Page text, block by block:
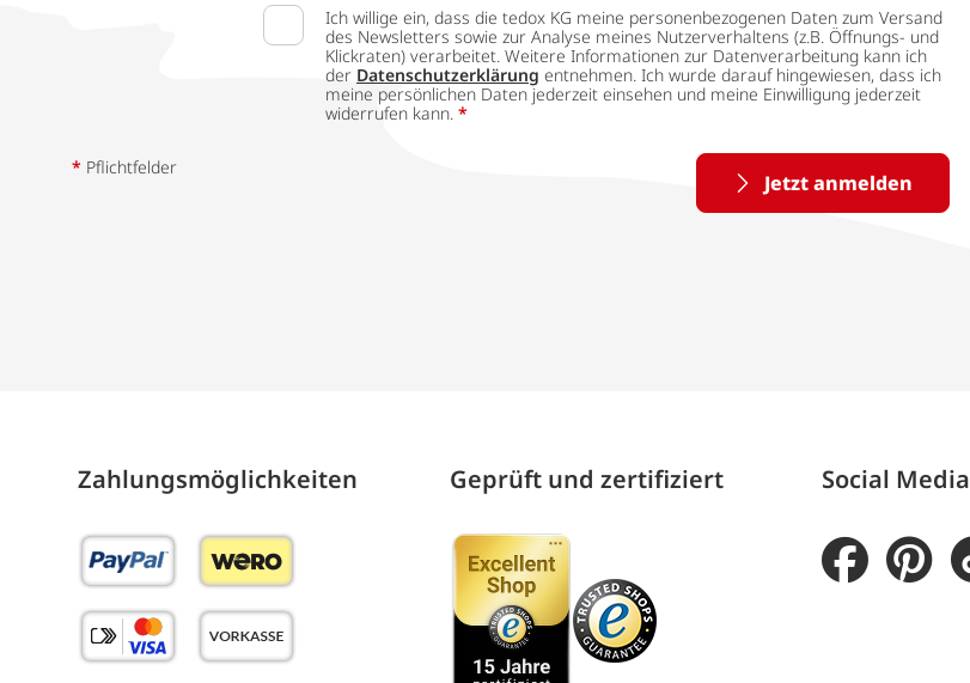
Ich willige ein, dass die tedox KG meine personenbezogenen Daten zum Versand
des Newsletters sowie zur Analyse meines Nutzerverhaltens (z.B. Öffnungs- und
Klickraten) verarbeitet. Weitere Informationen zur Datenverarbeitung kann ich
der Datenschutzerklärung entnehmen. Ich wurde darauf hingewiesen, dass ich
meine persönlichen Daten jederzeit einsehen und meine Einwilligung jederzeit
widerrufen kann. *
Jetzt anmelden
* Pflichtfelder
Zahlungs­möglich­keiten Geprüft und zertifiziert Social Media